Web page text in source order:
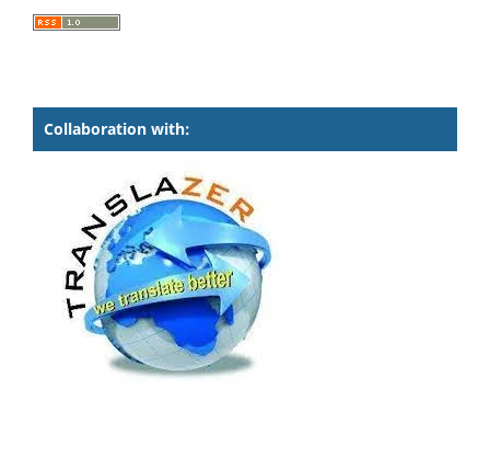
Collaboration with: